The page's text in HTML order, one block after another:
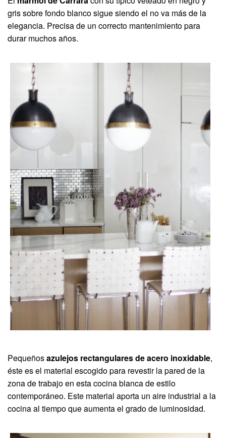
gris sobre fondo blanco sigue siendo el no va más de la
elegancia. Precisa de un correcto mantenimiento para
durar muchos años.
Pequeñosazulejos rectangulares de acero inoxidable,
éste es el material escogido para revestir la pared de la
zona de trabajo en esta cocina blanca de estilo
contemporáneo. Este material aporta un aire industrial a la
cocina al tiempo que aumenta el grado de luminosidad.